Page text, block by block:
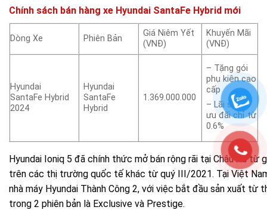
Chính sách bán hàng xe Hyundai SantaFe Hybrid mới
Dòng Xe Phiên Bản
Giá Niêm Yết
(VNĐ)
Khuyến Mãi
(VNĐ)
Hyundai
SantaFe Hybrid
2024
Hyundai
SantaFe
Hybrid
1.369.000.000
– Tặng gói
phụ kiện cao
cấp
– Lãi suất
ưu đãi chỉ từ
0.6%
Hyundai Ioniq 5 đã chính thức mở bán rộng rãi tại Châu Âu từ
trên các thị trường quốc tế khác từ quý III/2021. Tại Việt
nhà máy Hyundai Thành Công 2, với việc bắt đầu sản xuất từ
trong 2 phiên bản là Exclusive và Prestige.